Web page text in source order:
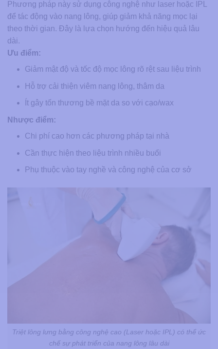
Phương pháp này sử dụng công nghệ như laser hoặc IPL
để tác động vào nang lông, giúp giảm khả năng mọc lại
theo thời gian. Đây là lựa chọn hướng đến hiệu quả lâu
dài.
Ưu điểm:
Giảm mật độ và tốc độ mọc lông rõ rệt sau liệu trình
Hỗ trợ cải thiện viêm nang lông, thâm da
Ít gây tổn thương bề mặt da so với cạo/wax
Nhược điểm:
Chi phí cao hơn các phương pháp tại nhà
Cần thực hiện theo liệu trình nhiều buổi
Phụ thuộc vào tay nghề và công nghệ của cơ sở
Triệt lông lưng bằng công nghệ cao (Laser hoặc IPL) có thể ức
chế sự phát triển của nang lông lâu dài